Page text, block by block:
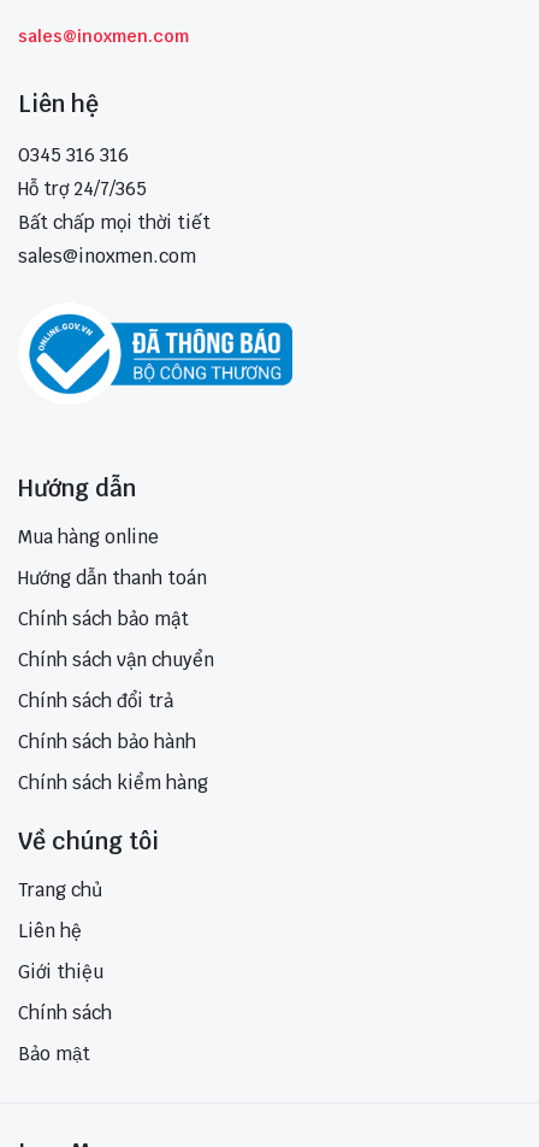
sales@inoxmen.com
Liên hệ
0345 316 316
Hỗ trợ 24/7/365
Bất chấp mọi thời tiết
sales@inoxmen.com
Hướng dẫn
Mua hàng online
Hướng dẫn thanh toán
Chính sách bảo mật
Chính sách vận chuyển
Chính sách đổi trả
Chính sách bảo hành
Chính sách kiểm hàng
Về chúng tôi
Trang chủ
Liên hệ
Giới thiệu
Chính sách
Bảo mật